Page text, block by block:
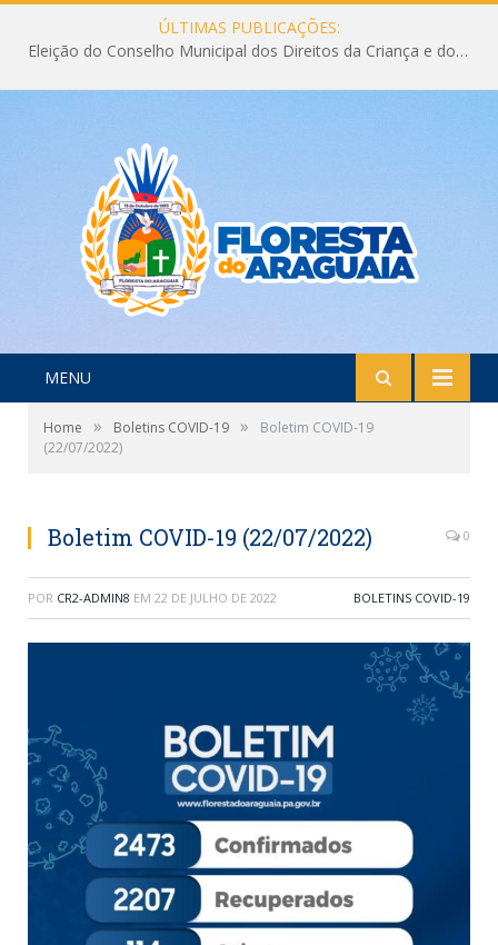
ÚLTIMAS PUBLICAÇÕES:
Eleição do Conselho Municipal dos Direitos da Criança e do Adolescente CMDCA 2026
MENU
Home » Boletins COVID-19 »
Boletim COVID-19
(22/07/2022)
Boletim COVID-19 (22/07/2022) 0
POR CR2-ADMIN8 EM 22 DE JULHO DE 2022 BOLETINS COVID-19